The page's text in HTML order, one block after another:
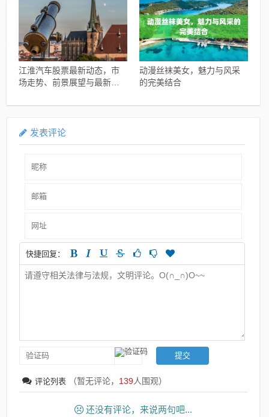
江淮汽车股票最新动态，市
场走势、前景展望与最新消
动漫丝袜美女，魅力与风采
的完美结合
发表评论
快捷回复：
评论列表 （暂无评论， 139人围观）
还没有评论，来说两句吧...